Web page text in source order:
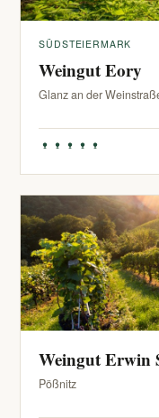
SÜDSTEIERMARK
Weingut Eory
Glanz an der
Weingut Erwin
Pößnitz